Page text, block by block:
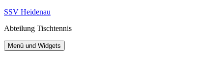
Zum
springen
SSV Heidenau
Abteilung Tischtennis
Menü und Widgets